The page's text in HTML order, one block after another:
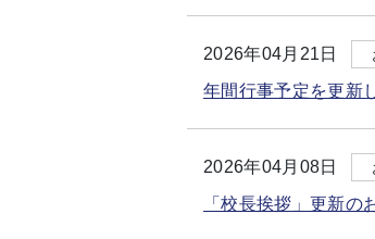
2026年04月21日
年間行事予定を更新
2026年04月08日
「校長挨拶」更新の